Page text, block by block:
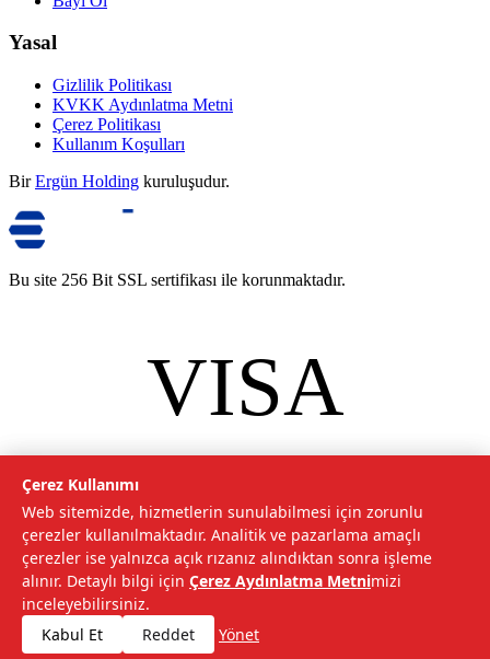
Yasal
Gizlilik Politikası
KVKK Aydınlatma Metni
Çerez Politikası
Kullanım Koşulları
Bir Ergün Holding kuruluşudur.
Bu site 256 Bit SSL sertifikası ile korunmaktadır.
VISA
mastercard
2026Tarımcom Tarım ve Teknoloji A.Ş. Tüm hakları saklıdır.